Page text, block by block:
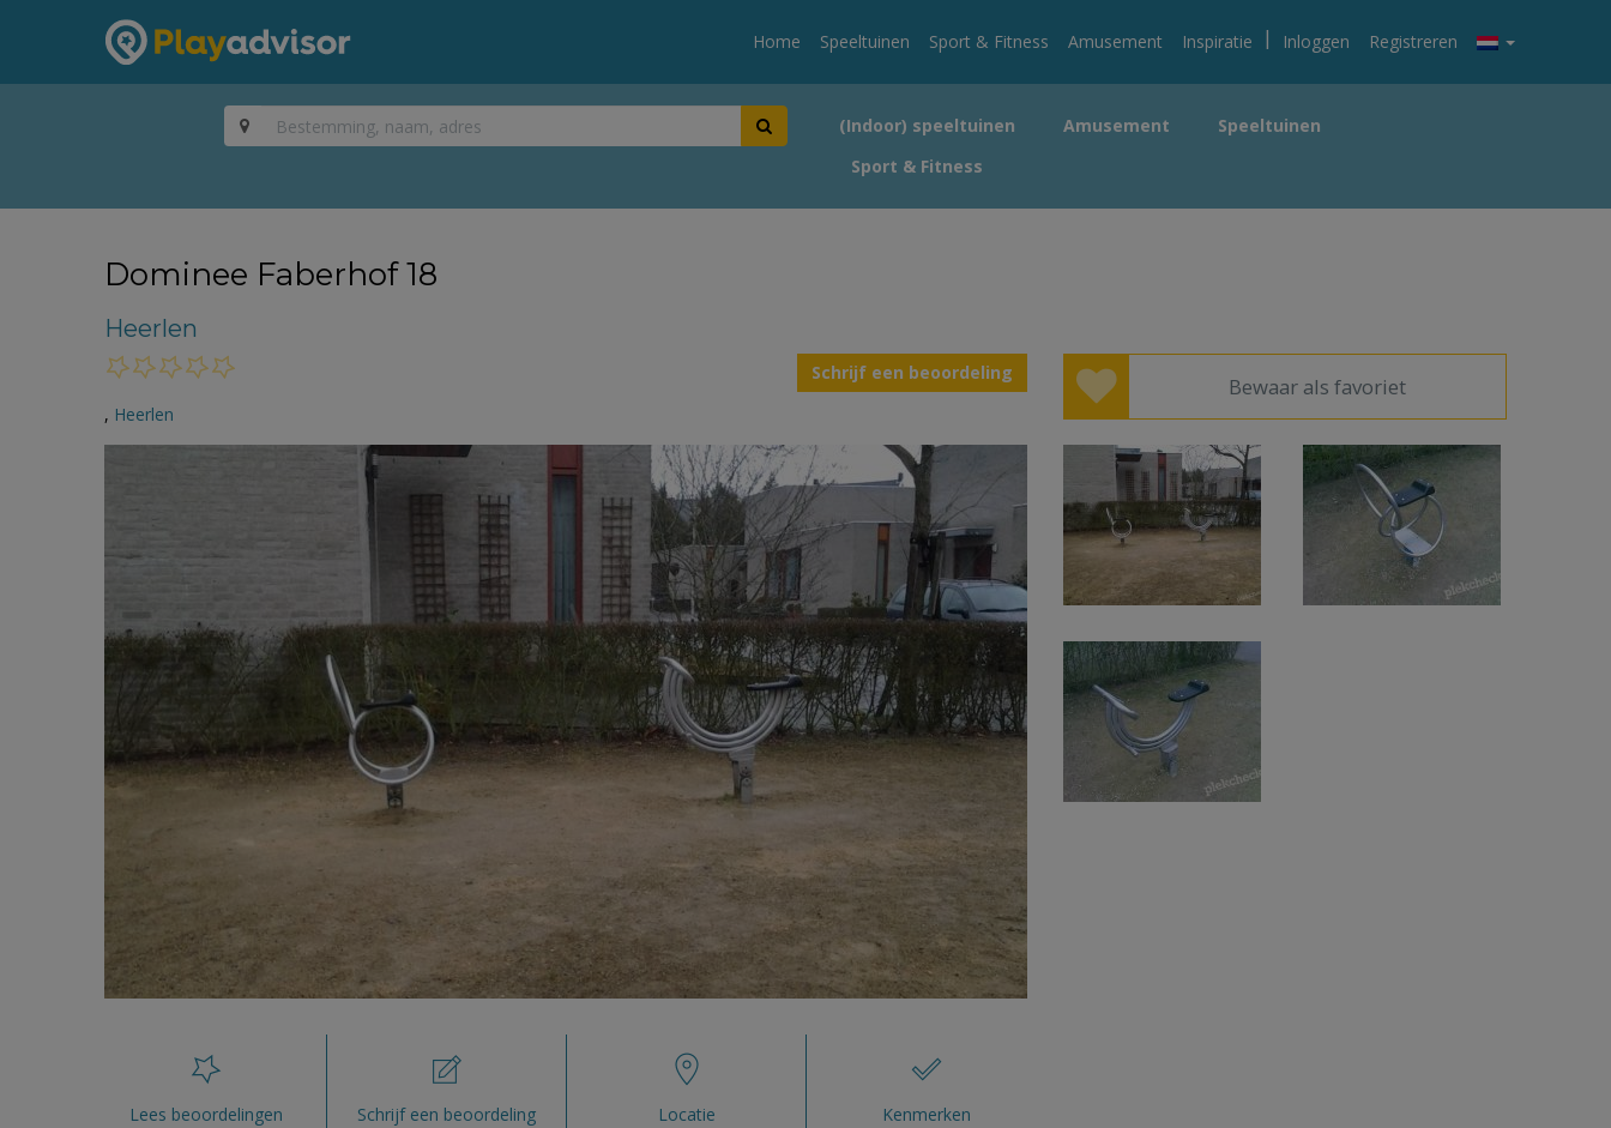
Home Speeltuinen Sport & Fitness Amusement Inspiratie | Inloggen Registreren
(Indoor) speeltuinen Amusement
Speeltuinen
Sport & Fitness
Dominee Faberhof 18
Heerlen
Schrijf een beoordeling
, Heerlen
Bewaar als favoriet
Lees beoordelingen Schrijf een beoordeling Locatie Kenmerken